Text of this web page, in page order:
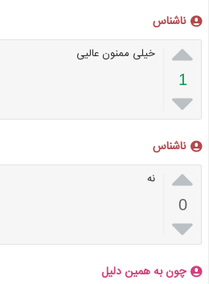
ناشناس

1

خیلی ممنون عالیی
ناشناس

0

نه
چون به همین دلیل